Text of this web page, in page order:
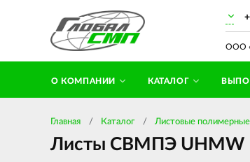
ООО
О КОМПАНИИ КАТАЛОГ
Главная Каталог Листовые
Листы СВМПЭ UHMW